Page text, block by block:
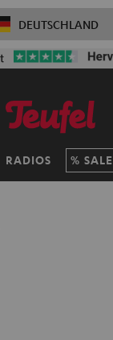
DEUTSCHLAND
RADIOS SALE